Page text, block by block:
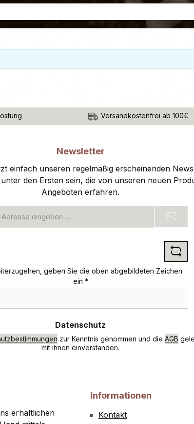
Versandkostenfrei ab 100€
Newsletter
einfach unseren regelmäßig erscheinenden
den Ersten sein, die von unseren neuen
Angeboten erfahren.
geben Sie die oben abgebildeten Zeichen
ein *
Datenschutz
zur Kenntnis genommen und die AGB
mit ihnen einverstanden.
erhältlichen
Informationen
Kontakt